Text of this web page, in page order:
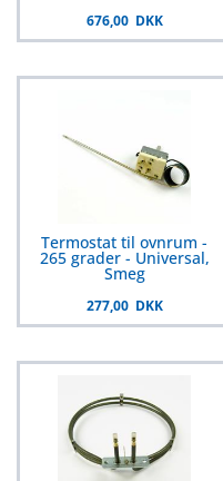
676,00 DKK
Termostat til ovnrum -
265 grader - Universal,
Smeg
277,00 DKK